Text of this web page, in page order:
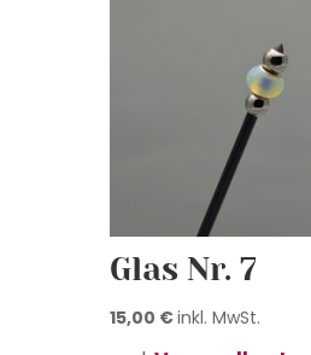
Glas Nr. 7
15,00 €inkl. MwSt.